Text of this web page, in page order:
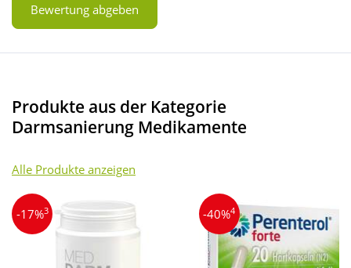
Bewertung abgeben
Produkte aus der Kategorie
Darmsanierung Medikamente
Alle Produkte anzeigen
-17%3 -40%4